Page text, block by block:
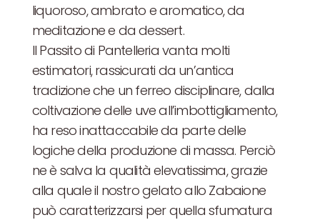
liquoroso, ambrato e aromatico, da
meditazione e da dessert.
Il Passito di Pantelleria vanta molti
estimatori, rassicurati da un’antica
tradizione che un ferreo disciplinare, dalla
coltivazione delle uve all’imbottigliamento,
ha reso inattaccabile da parte delle
logiche della produzione di massa. Perciò
ne è salva la qualità elevatissima, grazie
alla quale il nostro gelato allo Zabaione
può caratterizzarsi per quella sfumatura